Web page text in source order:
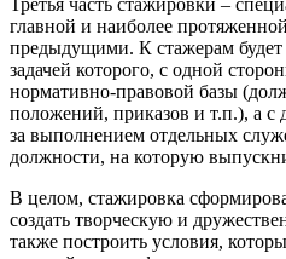
Третья часть стажировки –
главной и наиболее
предыдущими. К стажерам будет
задачей которого, с одной
нормативно-правовой базы
положений, приказов и т.п.), а с
за выполнением отдельных
должности, на которую
В целом, стажировка
создать творческую и
также построить условия,